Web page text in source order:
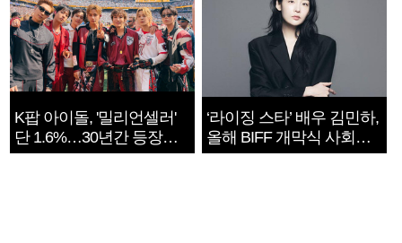
K팝 아이돌, '밀리언셀러'
단 1.6%…30년간 등장
1182개팀 전수조사
‘라이징 스타’ 배우 김민하,
올해 BIFF 개막식 사회자
확정